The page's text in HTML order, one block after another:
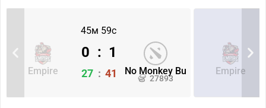
45м 59с
Empire No Monkey Bu
27893
0 : 1
27 : 41 Empire